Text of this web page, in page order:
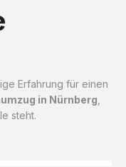
Erfahrung für einen
in Nürnberg
steht.